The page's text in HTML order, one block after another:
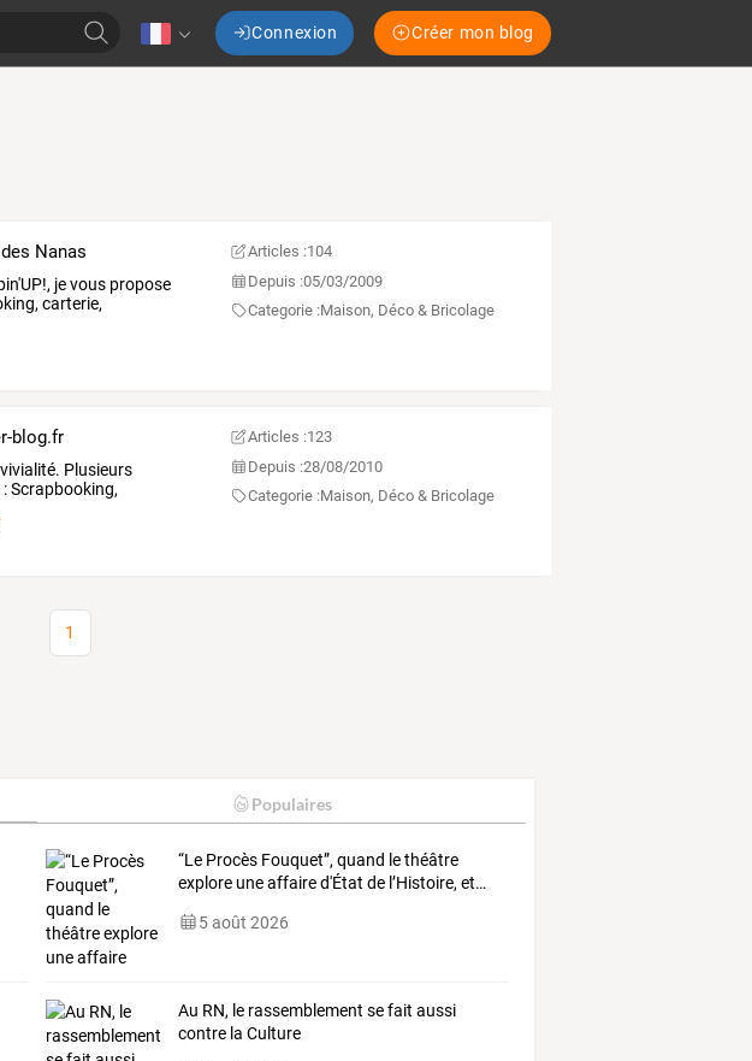
Connexion Créer mon blog
Nanas
jevous propose
carterie,
Articles :104
Depuis :05/03/2009
Categorie :Maison, Déco & Bricolage
blog.fr
Plusieurs
:Scrapbooking,
Articles :123
Depuis :28/08/2010
Categorie :Maison, Déco & Bricolage
1
Populaires
“Le Procès Fouquet”, quand lethéâtre
explore uneaffaired'État de l’Histoire, et…
5 août 2026
Au RN, le rassemblement se fait aussi
contre la Culture